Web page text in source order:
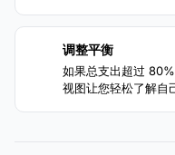
调整平衡
如果总支出超过
视图让您轻松了解自